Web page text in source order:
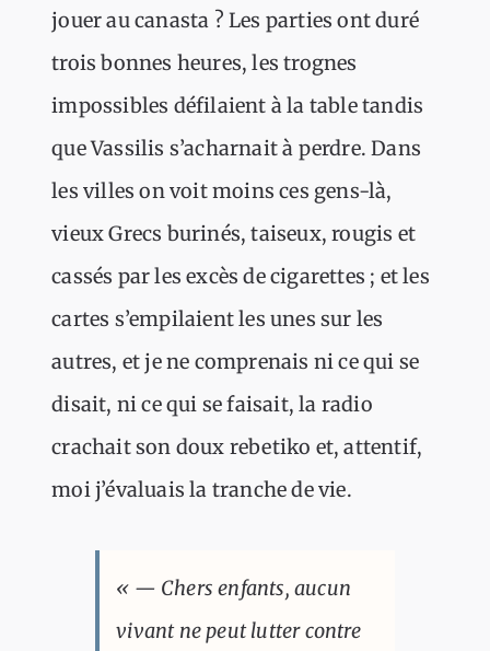
jouer au canasta ? Les parties ont duré
trois bonnes heures, les trognes
impossibles défilaient à la table tandis
que Vassilis s’acharnait à perdre. Dans
les villes on voit moins ces gens-là,
vieux Grecs burinés, taiseux, rougis et
cassés par les excès de cigarettes ; et les
cartes s’empilaient les unes sur les
autres, et je ne comprenais ni ce qui se
disait, ni ce qui se faisait, la radio
crachait son doux rebetiko et, attentif,
moi j’évaluais la tranche de vie.
« — Chers enfants, aucun
vivant ne peut lutter contre